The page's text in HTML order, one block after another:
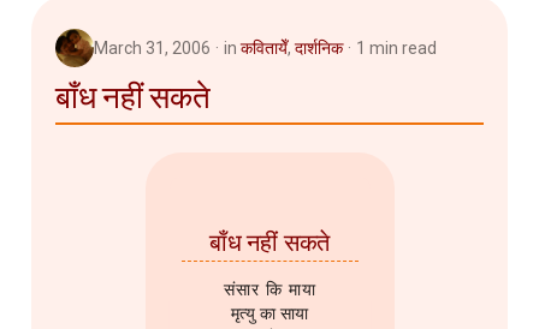
March 31, 2006 in कवितायेँ, दार्शनिक 1 min read
बाँध नहीं सकते
बाँध नहीं सकते
संसार कि माया
मृत्यु का साया